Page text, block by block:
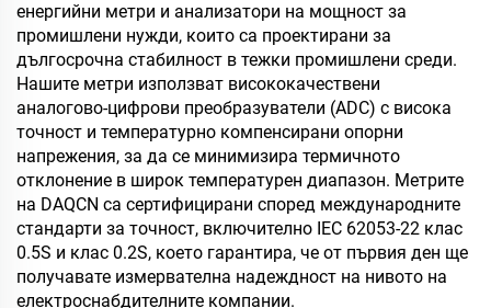
енергийни метри и анализатори на мощност за
промишлени нужди, които са проектирани за
дългосрочна стабилност в тежки промишлени среди.
Нашите метри използват висококачествени
аналогово-цифрови преобразуватели (ADC) с висока
точност и температурно компенсирани опорни
напрежения, за да се минимизира термичното
отклонение в широк температурен диапазон. Метрите
на DAQCN са сертифицирани според международните
стандарти за точност, включително IEC 62053-22 клас
0.5S и клас 0.2S, което гарантира, че от първия ден ще
получавате измервателна надеждност на нивото на
електроснабдителните компании.